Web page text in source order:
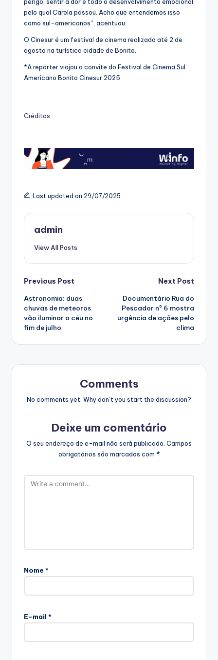
perigo, sentir a dor e todo o desenvolvimento emocional
pelo qual Carola passou. Acho que entendemos isso
como sul-americanos”, acentuou.
O Cinesur é um festival de cinema realizado até 2 de
agosto na turística cidade de Bonito.
*A repórter viajou a convite do Festival de Cinema Sul
Americano Bonito Cinesur 2025
Créditos
Last updated on 29/07/2025
admin
View All Posts
Post
navigation
Previous Post
Astronomia: duas
chuvas de meteoros
vão iluminar o céu no
fim de julho
Next Post
Documentário Rua do
Pescador nº 6 mostra
urgência de ações pelo
clima
Comments
No comments yet. Why don’t you start the discussion?
Deixe um comentário
O seu endereço de e-mail não será publicado. Campos
obrigatórios são marcados com *
Nome *
E-mail *